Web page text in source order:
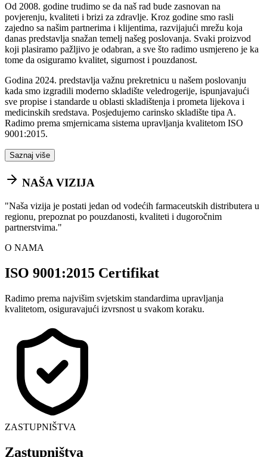
Od 2008. godine trudimo se da naš rad bude zasnovan na
povjerenju, kvaliteti i brizi za zdravlje. Kroz godine smo rasli
zajedno sa našim partnerima i klijentima, razvijajući mrežu koja
danas predstavlja snažan temelj našeg poslovanja. Svaki proizvod
koji plasiramo pažljivo je odabran, a sve što radimo usmjereno je ka
tome da osiguramo kvalitet, sigurnost i pouzdanost.
Godina 2024. predstavlja važnu prekretnicu u našem poslovanju
kada smo izgradili moderno skladište veledrogerije, ispunjavajući
sve propise i standarde u oblasti skladištenja i prometa lijekova i
medicinskih sredstava. Posjedujemo carinsko skladište tipa A.
Radimo prema smjernicama sistema upravljanja kvalitetom ISO
9001:2015.
Saznaj više
NAŠA VIZIJA
"Naša vizija je postati jedan od vodećih farmaceutskih distributera u
regionu, prepoznat po pouzdanosti, kvaliteti i dugoročnim
partnerstvima."
O NAMA
ISO 9001:2015 Certifikat
Radimo prema najvišim svjetskim standardima upravljanja
kvalitetom, osiguravajući izvrsnost u svakom koraku.
ZASTUPNIŠTVA
Zastupništva